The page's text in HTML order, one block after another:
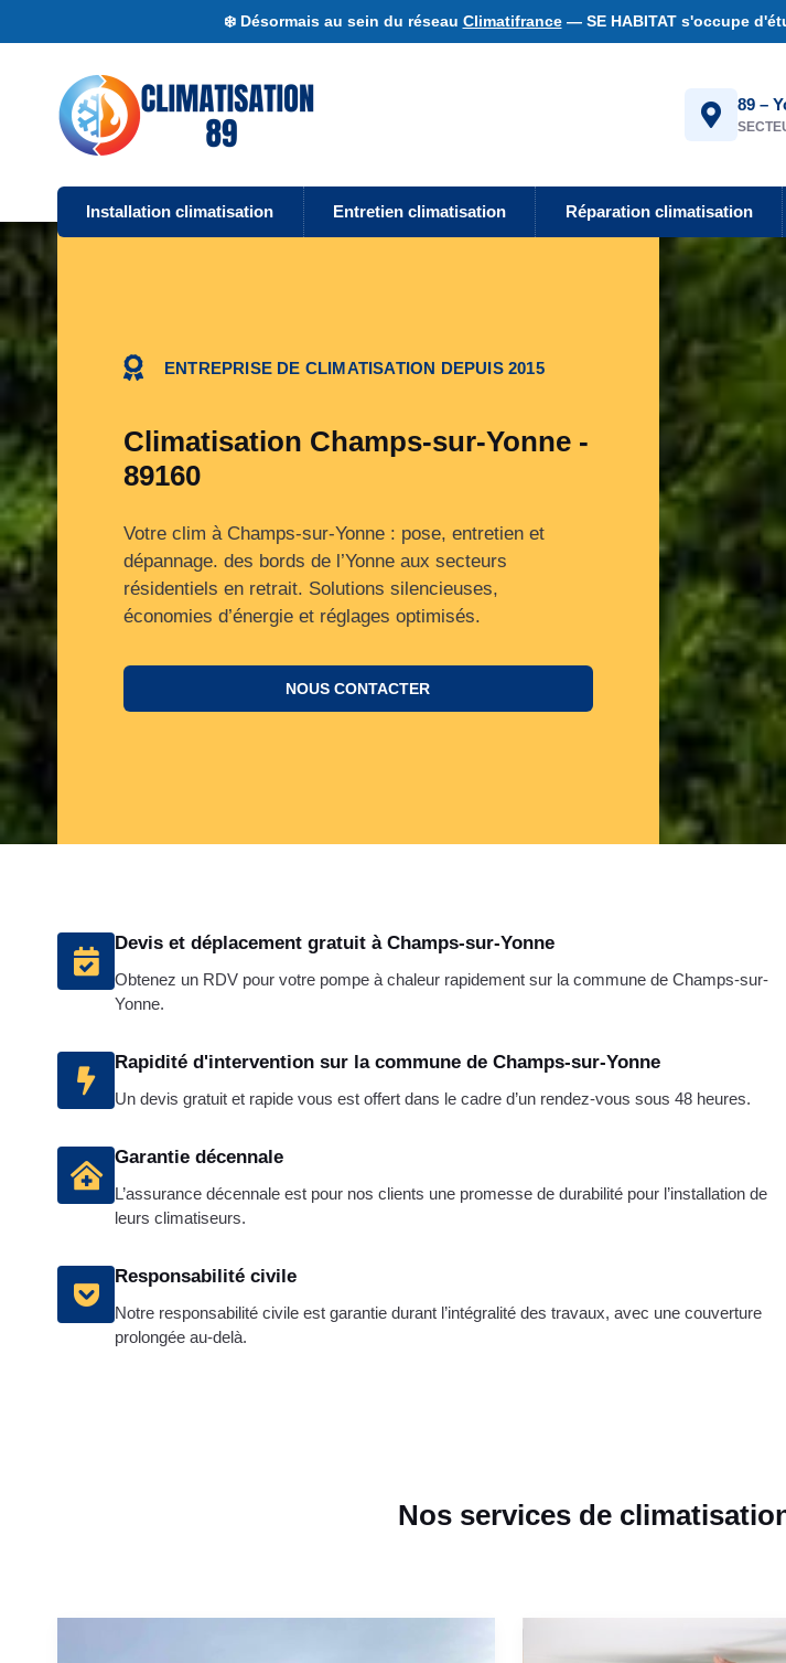
❄️ Désormais au sein du réseau Climatifrance— SE HABITAT s'occupe
89 –
Installation climatisation Entretien climatisation Réparation climatisation
ENTREPRISE DE CLIMATISATION DEPUIS 2015
Climatisation Champs-sur-Yonne -
89160
Votre clim à Champs-sur-Yonne : pose, entretien et
dépannage. des bords de l’Yonne aux secteurs
résidentiels en retrait. Solutions silencieuses,
économies d’énergie et réglages optimisés.
NOUS CONTACTER
Devis et déplacement gratuit à Champs-sur-Yonne
Obtenez un RDV pour votre pompe à chaleur rapidement sur la commune de Champs-sur-
Yonne.
Rapidité d'intervention sur la commune de Champs-sur-Yonne
Un devis gratuit et rapide vous est offert dans le cadre d’un rendez-vous sous 48 heures.
Garantie décennale
L’assurance décennale est pour nos clients une promesse de durabilité pour l’installation de
leurs climatiseurs.
Responsabilité civile
Notre responsabilité civile est garantie durant l’intégralité des travaux, avec une couverture
prolongée au-delà.
Nos services de